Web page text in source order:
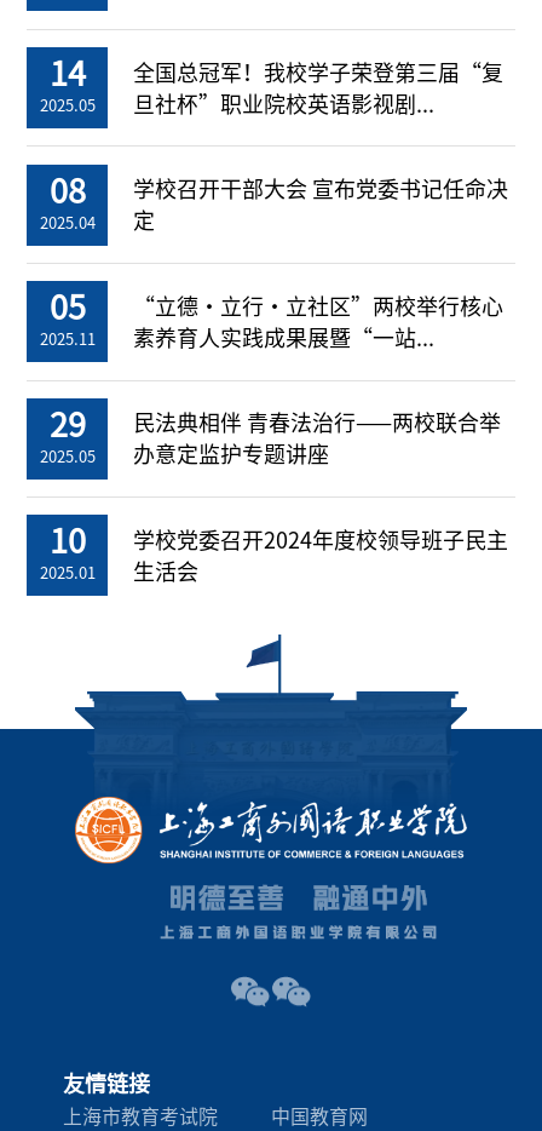
14
2025.05
全国总冠军！我校学子荣登第三届“复
旦社杯”职业院校英语影视剧...
08
2025.04
学校召开干部大会 宣布党委书记任命决
定
05
2025.11
“立德・立行・立社区”两校举行核心
素养育人实践成果展暨“一站...
29
2025.05
民法典相伴 青春法治行——两校联合举
办意定监护专题讲座
10
2025.01
学校党委召开2024年度校领导班子民主
生活会
友情链接
上海市教育考试院 中国教育网